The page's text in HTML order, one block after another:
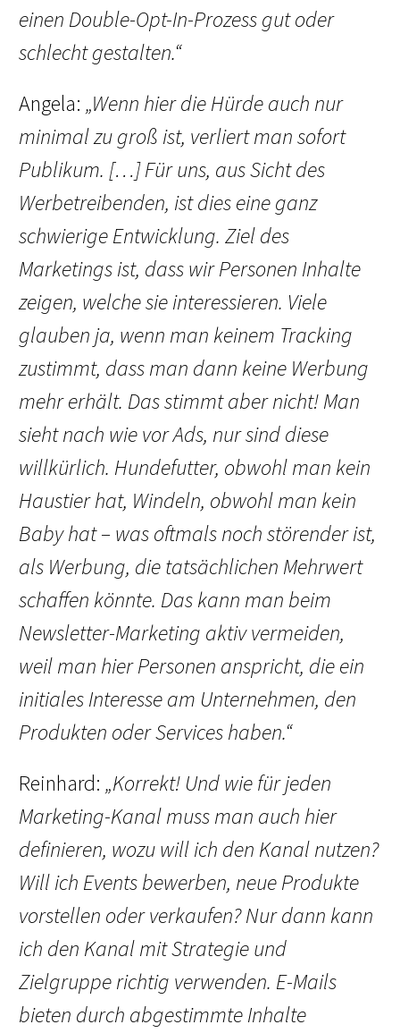
einen Double-Opt-In-Prozess gut oder
schlecht gestalten.“
Angela: „Wenn hier die Hürde auch nur
minimal zu groß ist, verliert man sofort
Publikum. […] Für uns, aus Sicht des
Werbetreibenden, ist dies eine ganz
schwierige Entwicklung. Ziel des
Marketings ist, dass wir Personen Inhalte
zeigen, welche sie interessieren. Viele
glauben ja, wenn man keinem Tracking
zustimmt, dass man dann keine Werbung
mehr erhält. Das stimmt aber nicht! Man
sieht nach wie vor Ads, nur sind diese
willkürlich. Hundefutter, obwohl man kein
Haustier hat, Windeln, obwohl man kein
Baby hat – was oftmals noch störender ist,
als Werbung, die tatsächlichen Mehrwert
schaffen könnte. Das kann man beim
Newsletter-Marketing aktiv vermeiden,
weil man hier Personen anspricht, die ein
initiales Interesse am Unternehmen, den
Produkten oder Services haben.“
Reinhard: „Korrekt! Und wie für jeden
Marketing-Kanal muss man auch hier
definieren, wozu will ich den Kanal nutzen?
Will ich Events bewerben, neue Produkte
vorstellen oder verkaufen? Nur dann kann
ich den Kanal mit Strategie und
Zielgruppe richtig verwenden. E-Mails
bieten durch abgestimmte Inhalte